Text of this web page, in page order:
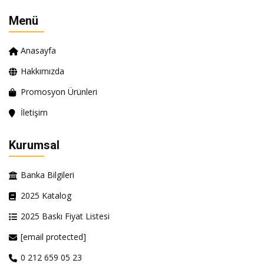
Menü
Anasayfa
Hakkımızda
Promosyon Ürünleri
İletişim
Kurumsal
Banka Bilgileri
2025 Katalog
2025 Baskı Fiyat Listesi
[email protected]
0 212 659 05 23